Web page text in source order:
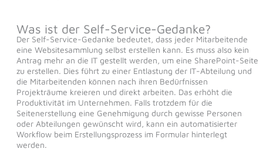
Was ist der Self-Service-Gedanke?
Der Self-Service-Gedanke bedeutet, dass jeder Mitarbeitende
eine Websitesammlung selbst erstellen kann. Es muss also kein
Antrag mehr an die IT gestellt werden, um eine SharePoint-Seite
zu erstellen. Dies führt zu einer Entlastung der IT-Abteilung und
die Mitarbeitenden können nach ihren Bedürfnissen
Projekträume kreieren und direkt arbeiten. Das erhöht die
Produktivität im Unternehmen. Falls trotzdem für die
Seitenerstellung eine Genehmigung durch gewisse Personen
oder Abteilungen gewünscht wird, kann ein automatisierter
Workflow beim Erstellungsprozess im Formular hinterlegt
werden.